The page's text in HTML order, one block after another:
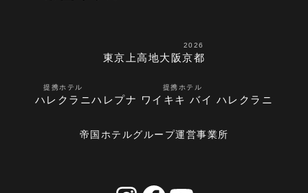
東京 上高地大阪
2026
京都
提携ホテル
ハレクラニ
提携ホテル
ハレプナ ワイキキ バイ ハレクラニ
帝国ホテルグループ運営事業所